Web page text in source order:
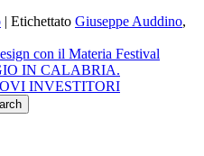
| Etichettato Giuseppe Auddino,
con il Materia Festival
IN CALABRIA.
INVESTITORI